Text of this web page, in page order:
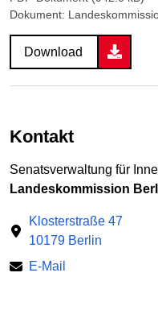
Dokument:
Download
Kontakt
Senatsverwaltung für
Landeskommission
Klosterstraße 47
10179 Berlin
E-Mail